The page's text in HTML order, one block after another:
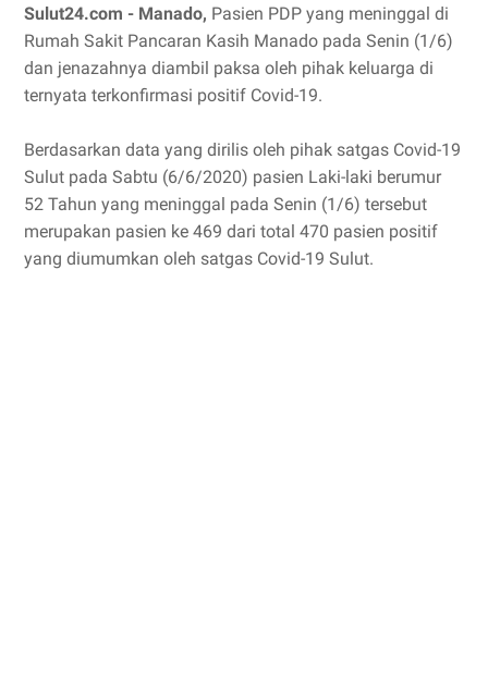
Sulut24.com - Manado, Pasien PDP yang meninggal di
Rumah Sakit Pancaran Kasih Manado pada Senin (1/6)
dan jenazahnya diambil paksa oleh pihak keluarga di
ternyata terkonfirmasi positif Covid-19.
Berdasarkan data yang dirilis oleh pihak satgas Covid-19
Sulut pada Sabtu (6/6/2020) pasien Laki-laki berumur
52 Tahun yang meninggal pada Senin (1/6) tersebut
merupakan pasien ke 469 dari total 470 pasien positif
yang diumumkan oleh satgas Covid-19 Sulut.